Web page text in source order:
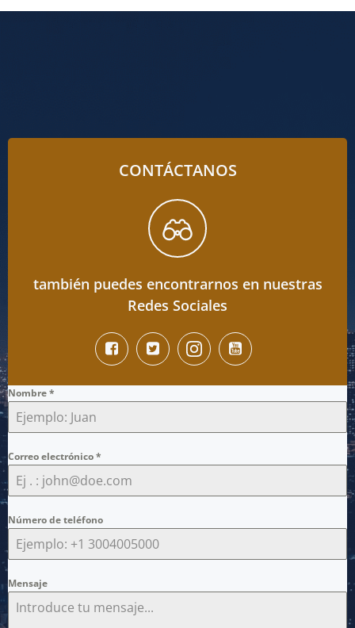
CONTÁCTANOS
también puedes encontrarnos en nuestras
Redes Sociales
Nombre*
Correo electrónico*
Número de teléfono
Mensaje